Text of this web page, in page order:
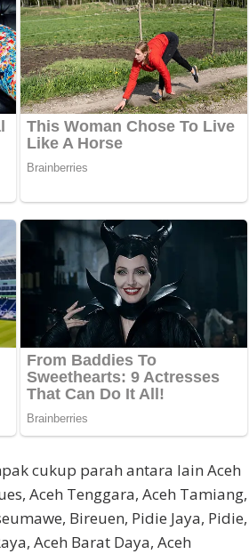
cukup parah antara lain Aceh
Aceh Tenggara, Aceh Tamiang,
Bireuen, Pidie Jaya, Pidie,
Aceh Barat Daya, Aceh